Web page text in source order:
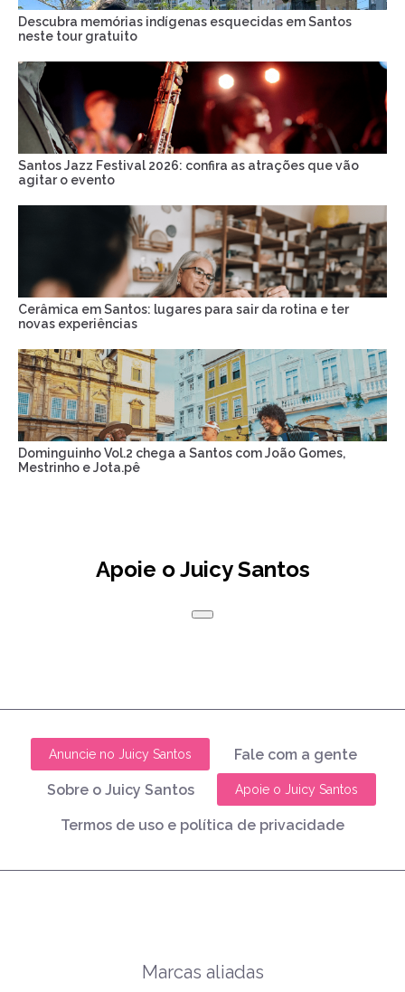
Descubra memórias indígenas esquecidas em Santos
neste tour gratuito
Santos Jazz Festival 2026: confira as atrações que vão
agitar o evento
Cerâmica em Santos: lugares para sair da rotina e ter
novas experiências
Dominguinho Vol.2 chega a Santos com João Gomes,
Mestrinho e Jota.pê
Apoie o Juicy Santos
Anuncie no Juicy Santos Fale com a gente
Sobre o Juicy Santos Apoie o Juicy Santos
Termos de uso e política de privacidade
Marcas aliadas